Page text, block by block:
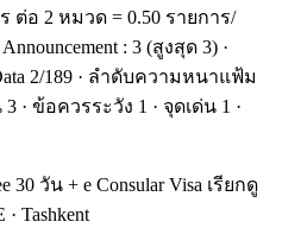
ต่อ 2 หมวด = 0.50 รายการ/
: 3 (สูงสุด 3) ·
2/189 · ลำดับความหนาแฟ้ม
· ข้อควรระวัง 1 · จุดเด่น 1 ·
30 วัน + e Consular Visa เรียกดู
Tashkent